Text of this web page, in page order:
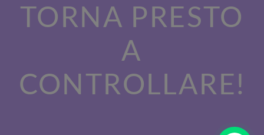
TORNA PRESTO
A
CONTROLLARE!